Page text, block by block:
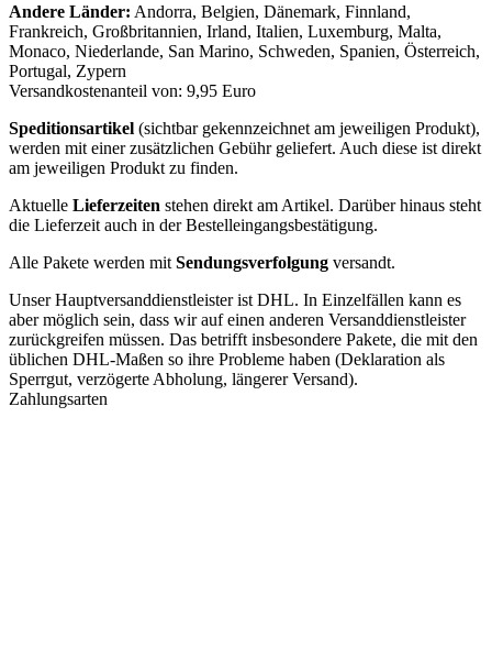
Andere Länder: Andorra, Belgien, Dänemark, Finnland,
Frankreich, Großbritannien, Irland, Italien, Luxemburg, Malta,
Monaco, Niederlande, San Marino, Schweden, Spanien, Österreich,
Portugal, Zypern
Versandkostenanteil von: 9,95 Euro
Speditionsartikel (sichtbar gekennzeichnet am jeweiligen Produkt),
werden mit einer zusätzlichen Gebühr geliefert. Auch diese ist direkt
am jeweiligen Produkt zu finden.
Aktuelle Lieferzeiten stehen direkt am Artikel. Darüber hinaus steht
die Lieferzeit auch in der Bestelleingangsbestätigung.
Alle Pakete werden mit Sendungsverfolgung versandt.
Unser Hauptversanddienstleister ist DHL. In Einzelfällen kann es
aber möglich sein, dass wir auf einen anderen Versanddienstleister
zurückgreifen müssen. Das betrifft insbesondere Pakete, die mit den
üblichen DHL-Maßen so ihre Probleme haben (Deklaration als
Sperrgut, verzögerte Abholung, längerer Versand).
Zahlungsarten